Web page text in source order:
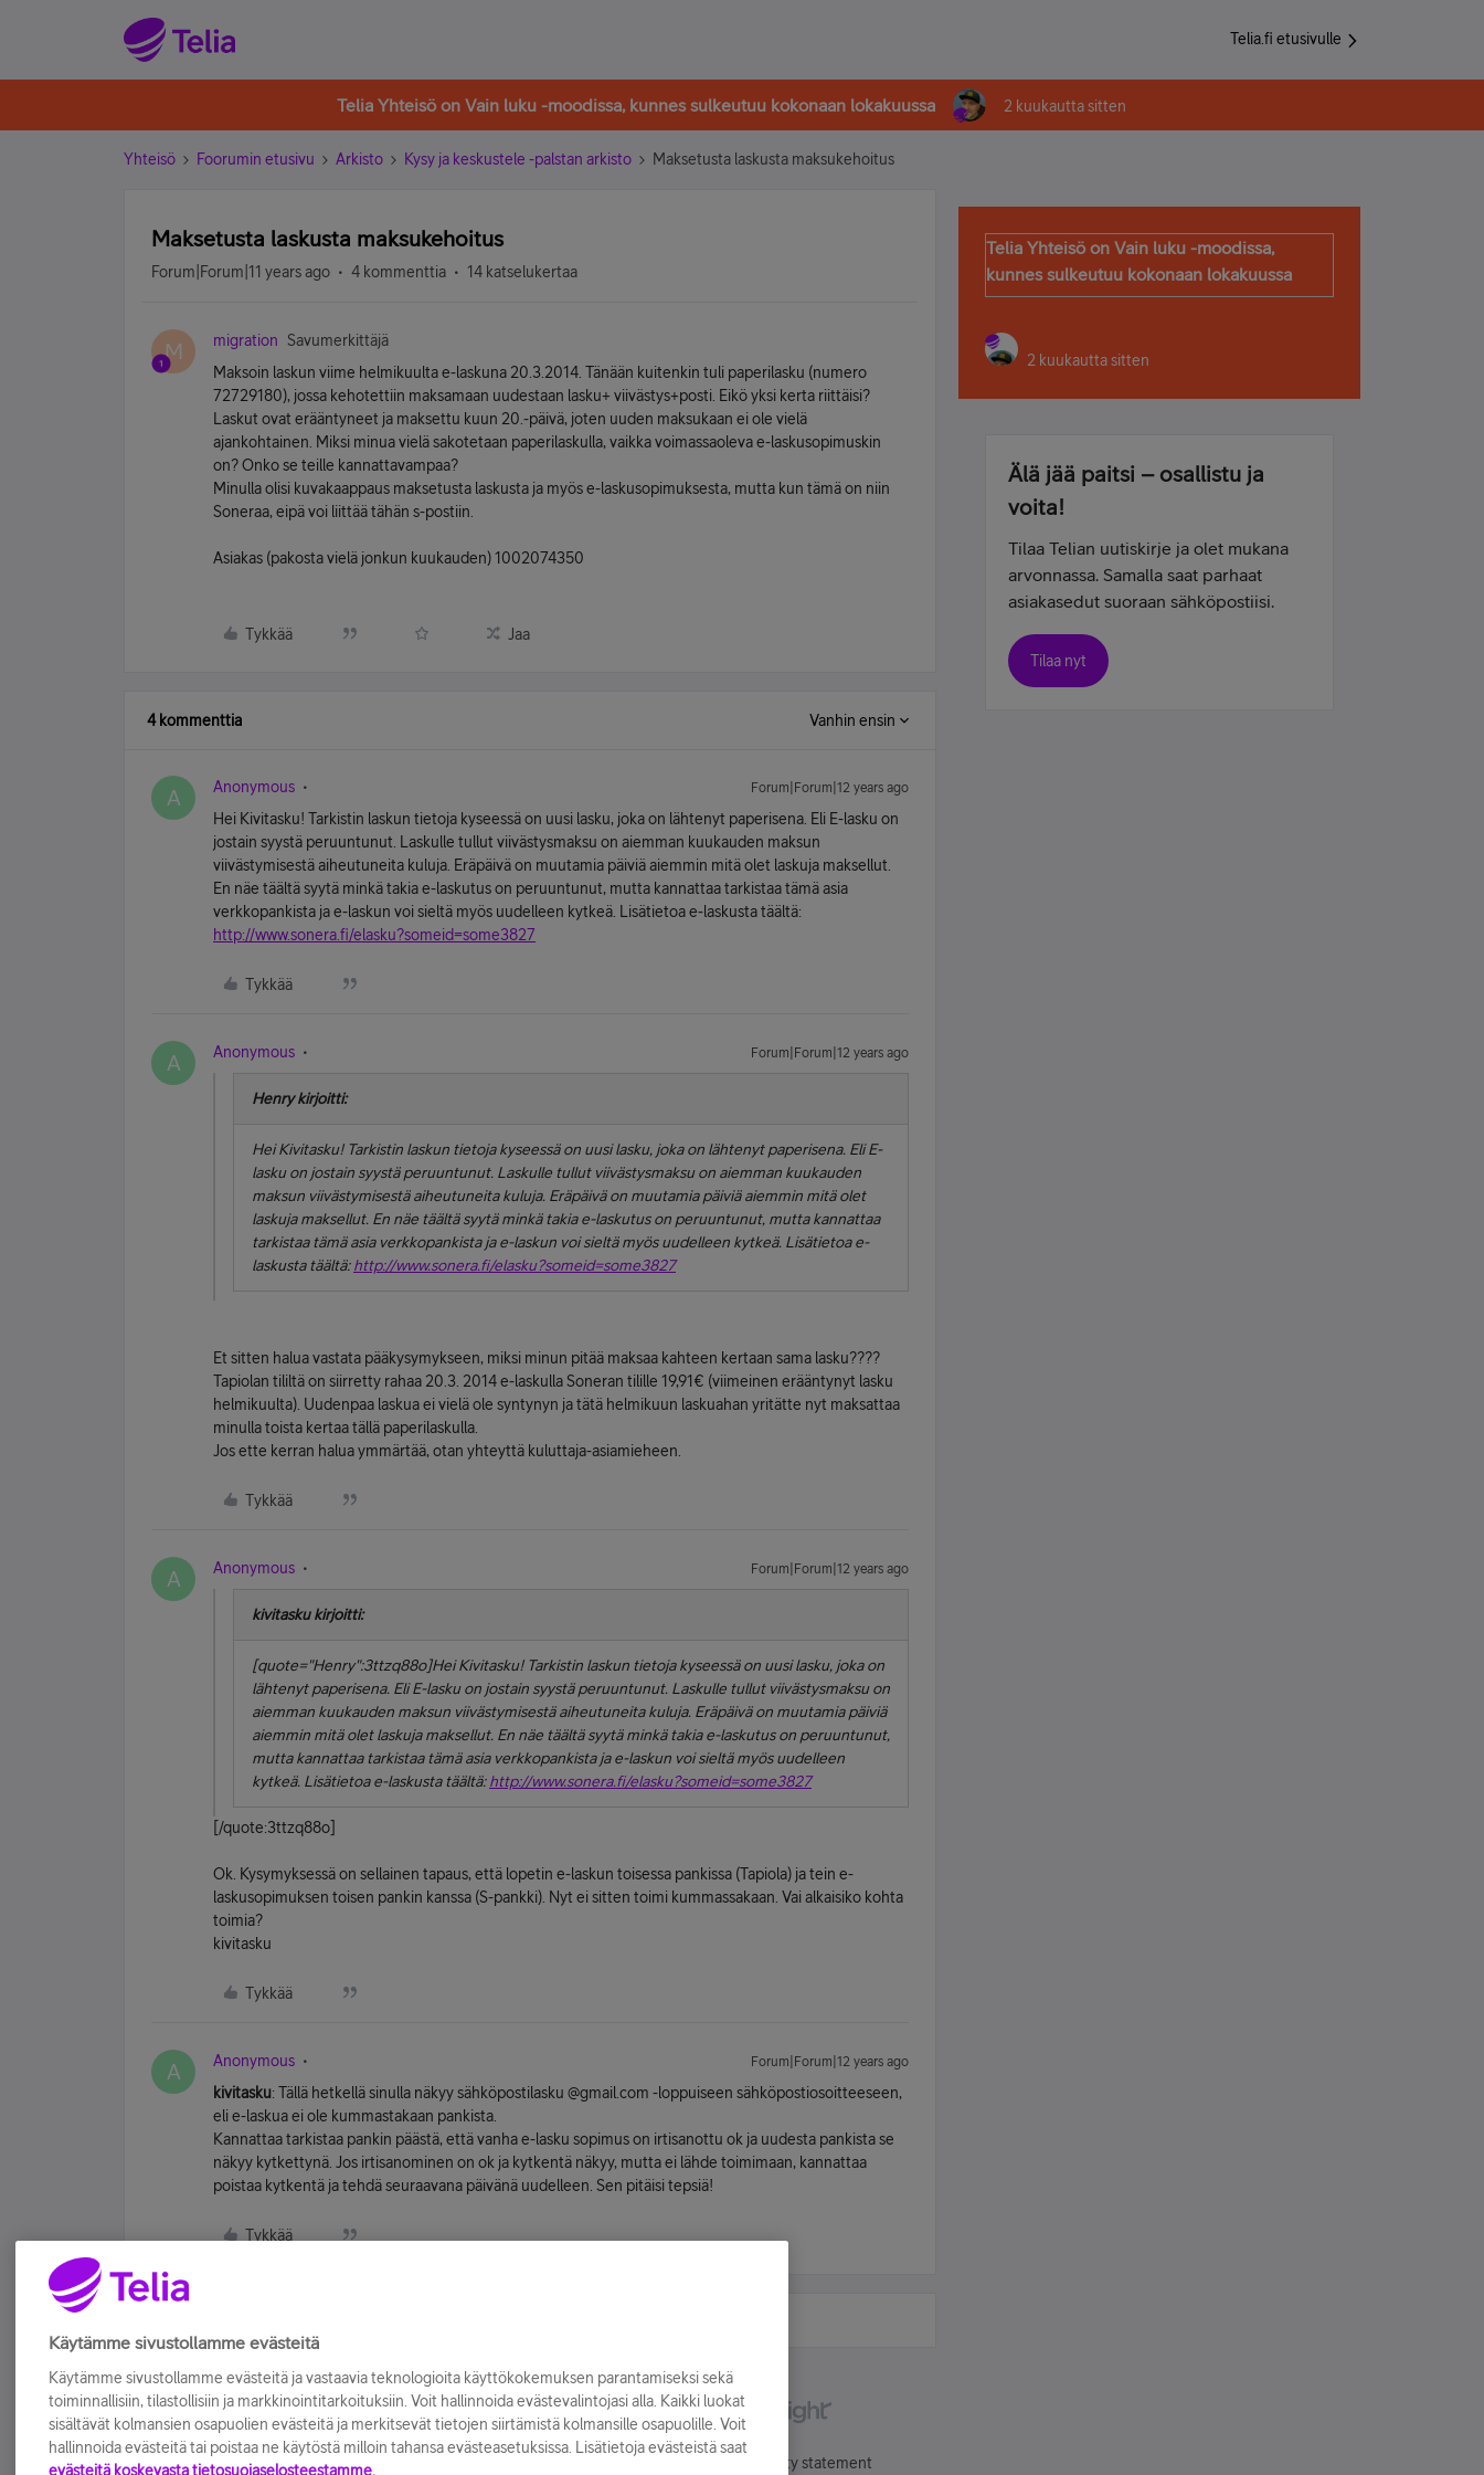
Telia.fi etusivulle
Telia Yhteisö on Vain luku -moodissa, kunnes sulkeutuu kokonaan lokakuussa 2 kuukautta sitten
Yhteisö Foorumin etusivu Arkisto Kysy ja keskustele -palstan arkisto Maksetusta laskusta maksukehoitus
Maksetusta laskusta maksukehoitus
Forum|Forum|11 years ago 4 kommenttia 14 katselukertaa
M migration
Savumerkittäjä
Maksoin laskun viime helmikuulta e-laskuna 20.3.2014. Tänään kuitenkin tuli paperilasku (numero
72729180), jossa kehotettiin maksamaan uudestaan lasku+ viivästys+posti. Eikö yksi kerta riittäisi?
Laskut ovat erääntyneet ja maksettu kuun 20.-päivä, joten uuden maksukaan ei ole vielä
ajankohtainen. Miksi minua vielä sakotetaan paperilaskulla, vaikka voimassaoleva e-laskusopimuskin
on? Onko se teille kannattavampaa?
Minulla olisi kuvakaappaus maksetusta laskusta ja myös e-laskusopimuksesta, mutta kun tämä on niin
Soneraa, eipä voi liittää tähän s-postiin.
Asiakas (pakosta vielä jonkun kuukauden) 1002074350
Tykkää Jaa
4 kommenttia Vanhin ensin
A Anonymous Forum|Forum|12 years ago
Hei Kivitasku! Tarkistin laskun tietoja kyseessä on uusi lasku, joka on lähtenyt paperisena. Eli E-lasku on
jostain syystä peruuntunut. Laskulle tullut viivästysmaksu on aiemman kuukauden maksun
viivästymisestä aiheutuneita kuluja. Eräpäivä on muutamia päiviä aiemmin mitä olet laskuja maksellut.
En näe täältä syytä minkä takia e-laskutus on peruuntunut, mutta kannattaa tarkistaa tämä asia
verkkopankista ja e-laskun voi sieltä myös uudelleen kytkeä. Lisätietoa e-laskusta täältä:
http://www.sonera.fi/elasku?someid=some3827
Tykkää
A Anonymous Forum|Forum|12 years ago
Henry kirjoitti:
Hei Kivitasku! Tarkistin laskun tietoja kyseessä on uusi lasku, joka on lähtenyt paperisena. Eli E-
lasku on jostain syystä peruuntunut. Laskulle tullut viivästysmaksu on aiemman kuukauden
maksun viivästymisestä aiheutuneita kuluja. Eräpäivä on muutamia päiviä aiemmin mitä olet
laskuja maksellut. En näe täältä syytä minkä takia e-laskutus on peruuntunut, mutta kannattaa
tarkistaa tämä asia verkkopankista ja e-laskun voi sieltä myös uudelleen kytkeä. Lisätietoa e-
laskusta täältä:http://www.sonera.fi/elasku?someid=some3827
Et sitten halua vastata pääkysymykseen, miksi minun pitää maksaa kahteen kertaan sama lasku????
Tapiolan tililtä on siirretty rahaa 20.3. 2014 e-laskulla Soneran tilille 19,91€ (viimeinen erääntynyt lasku
helmikuulta). Uudenpaa laskua ei vielä ole syntynyn ja tätä helmikuun laskuahan yritätte nyt maksattaa
minulla toista kertaa tällä paperilaskulla.
Jos ette kerran halua ymmärtää, otan yhteyttä kuluttaja-asiamieheen.
Tykkää
A Anonymous Forum|Forum|12 years ago
kivitasku kirjoitti:
[quote="Henry":3ttzq88o]Hei Kivitasku! Tarkistin laskun tietoja kyseessä on uusi lasku, joka on
lähtenyt paperisena. Eli E-lasku on jostain syystä peruuntunut. Laskulle tullut viivästysmaksu on
aiemman kuukauden maksun viivästymisestä aiheutuneita kuluja. Eräpäivä on muutamia päiviä
aiemmin mitä olet laskuja maksellut. En näe täältä syytä minkä takia e-laskutus on peruuntunut,
mutta kannattaa tarkistaa tämä asia verkkopankista ja e-laskun voi sieltä myös uudelleen
kytkeä. Lisätietoa e-laskusta täältä:http://www.sonera.fi/elasku?someid=some3827
[/quote:3ttzq88o]
Ok. Kysymyksessä on sellainen tapaus, että lopetin e-laskun toisessa pankissa (Tapiola) ja tein e-
laskusopimuksen toisen pankin kanssa (S-pankki). Nyt ei sitten toimi kummassakaan. Vai alkaisiko kohta
toimia?
kivitasku
Tykkää
A Anonymous Forum|Forum|12 years ago
kivitasku: Tällä hetkellä sinulla näkyy sähköpostilasku @gmail.com -loppuiseen sähköpostiosoitteeseen,
eli e-laskua ei ole kummastakaan pankista.
Kannattaa tarkistaa pankin päästä, että vanha e-lasku sopimus on irtisanottu ok ja uudesta pankista se
näkyy kytkettynä. Jos irtisanominen on ok ja kytkentä näkyy, mutta ei lähde toimimaan, kannattaa
poistaa kytkentä ja tehdä seuraavana päivänä uudelleen. Sen pitäisi tepsiä!
Tykkää
Telia Yhteisö on Vain luku -moodissa,
kunnes sulkeutuu kokonaan lokakuussa
2 kuukautta sitten
Älä jää paitsi – osallistu ja
voita!
Tilaa Telian uutiskirje ja olet mukana
arvonnassa. Samalla saat parhaat
asiakasedut suoraan sähköpostiisi.
Tilaa nyt
Accessibility statement
Käytämme sivustollamme evästeitä
Käytämme sivustollamme evästeitä ja vastaavia teknologioita käyttökokemuksen parantamiseksi sekä
toiminnallisiin, tilastollisiin ja markkinointitarkoituksiin. Voit hallinnoida evästevalintojasi alla. Kaikki luokat
sisältävät kolmansien osapuolien evästeitä ja merkitsevät tietojen siirtämistä kolmansille osapuolille. Voit
hallinnoida evästeitä tai poistaa ne käytöstä milloin tahansa evästeasetuksissa. Lisätietoja evästeistä saat
evästeitä koskevasta tietosuojaselosteestamme.